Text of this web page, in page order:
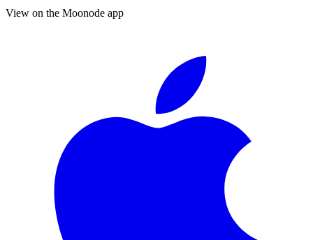
View on the Moonode app